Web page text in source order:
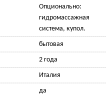
Опционально:
гидромассажная
система, купол.
бытовая
2 года
Италия
да